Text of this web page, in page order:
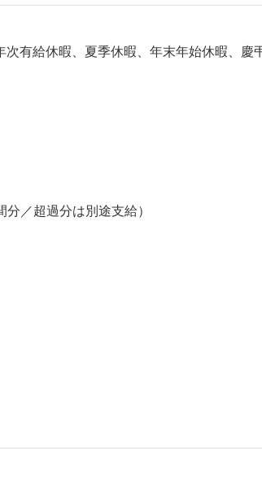
有給休暇、夏季休暇、年末年始休暇、慶
／超過分は別途支給）